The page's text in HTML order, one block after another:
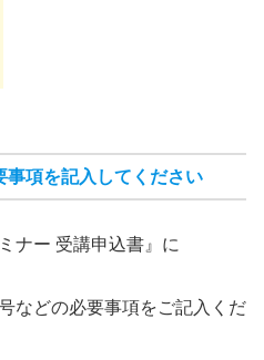
事項を記入してください
ナー 受講申込書』に
などの必要事項をご記入くだ